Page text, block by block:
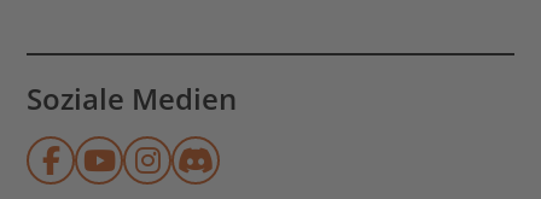
Soziale Medien
Münchner Stadtbibliothek auf
Münchner Stadtbibliothek auf
Münchner Stadtbibliothek
Münchner